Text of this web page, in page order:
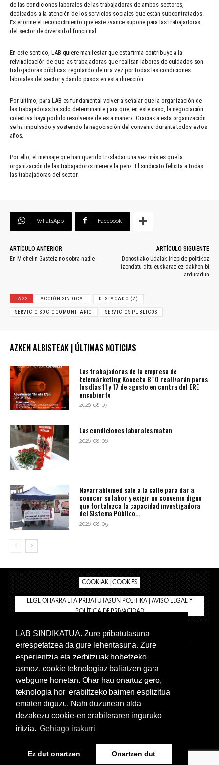
de las condiciones laborales de las trabajadoras de ambos sectores,
dedicados a la atención de los servicios sociales que están subcontratados.
Es enorme el reconocimiento que este avance supone para las trabajadoras
del sector de diversidad funcional.
En este sentido, LAB quiere manifestar que esta firma contribuye a la
reivindicación de que las trabajadoras que realizan labores de cuidados son
trabajadoras públicas, regulando de una vez por todas las condiciones
laborales del sector y dando pasos en esta dirección.
Por último, para LAB es fundamental volver a señalar que la organización de
las trabajadoras ha sido determinante para que, en este caso, la negociación
colectiva haya podido resolverse de esta manera. Gracias a esta organización
se ha impulsado y sostenido la negociación del convenio durante todos estos
años.
Por ello, el mensaje que han querido trasladar una vez más es que la
organización de las trabajadoras merece la pena. El sindicato felicita a todas
las trabajadoras del sector.
WhatsApp Facebook
ARTÍCULO ANTERIOR
En Michelin Gasteiz no sobra nadie
ARTÍCULO SIGUIENTE
Donostiako Udalak irizpide politikoz
izendatu ditu euskaraz ez dakiten bi
arduradun
TAGS ACCIÓN SINDICAL DESTACADO (2)
SERVICIO SOCIOCOMUNITARIO SERVICIOS PÚBLICOS
AZKEN ALBISTEAK | ÚLTIMAS NOTICIAS
Las trabajadoras de la empresa de
telemárketing Konecta BTO realizarán paros
los días 11 y 17 de agosto en contra del ERE
encubierto
2026-08-07
Las condiciones laborales matan
2026-08-06
Navarrabiomed sale a la calle para dar a
conocer su labor y exigir un convenio digno
que fortalezca la capacidad investigadora
del Sistema Público...
2026-08-05
COOKIAK | COOKIES
LEGE OHARRA ETA PRIBATUTASUN POLITIKA | AVISO LEGAL Y
POLÍTICA DE PRIVACIDAD
BIZILAN.EUS
TIENDA
INTRANET 🔑
Euskera Castellano
www.lab.eus
Euskera Castellano
LAB SINDIKATUA. Zure pribatutasuna
errespetatzea da gure lehentasuna. Zure
esperientzia eta zerbitzuak hobetzeko
asmoz, cookie teknologiaz baliatzen gara
webgune honetan. Ohar hau onartuz gero,
teknologia hori erabiltzeko baimen esplizitua
ematen diguzu. Nahi duzunean alda
dezakezu cookie-en erabileraren inguruko
iritzia. Gehiago irakurri
Ez dut onartzen Onartzen dut